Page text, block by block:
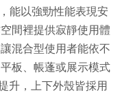
能以強勁性能表現安
間裡提供寂靜使用體
混合型使用者能依不
板、帳蓬或展示模式
升，上下外殼皆採用